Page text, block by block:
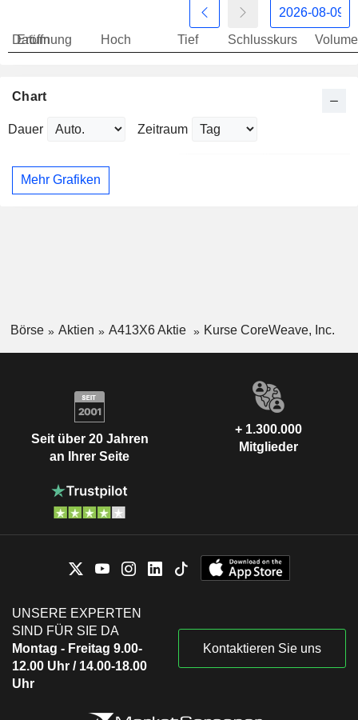
Datum
Eröffnung Hoch Tief Schlusskurs
Chart
Dauer Zeitraum
Mehr Grafiken
Börse Aktien A413X6 Aktie Kurse CoreWeave, Inc.
Seit über 20 Jahren
an Ihrer Seite
+ 1.300.000
Mitglieder
UNSERE EXPERTEN
SIND FÜR SIE DA
Montag - Freitag 9.00-
12.00 Uhr / 14.00-18.00
Uhr
Kontaktieren Sie uns